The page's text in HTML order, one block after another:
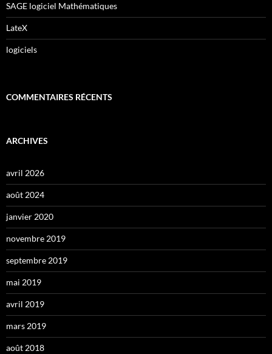
SAGE logiciel Mathématiques
LateX
logiciels
COMMENTAIRES RÉCENTS
ARCHIVES
avril 2026
août 2024
janvier 2020
novembre 2019
septembre 2019
mai 2019
avril 2019
mars 2019
août 2018